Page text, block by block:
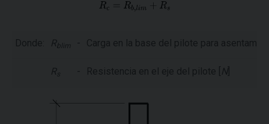
Donde: Rblim - Carga en la base del pilote para
Rs - Resistencia en el eje del pilote [ N]